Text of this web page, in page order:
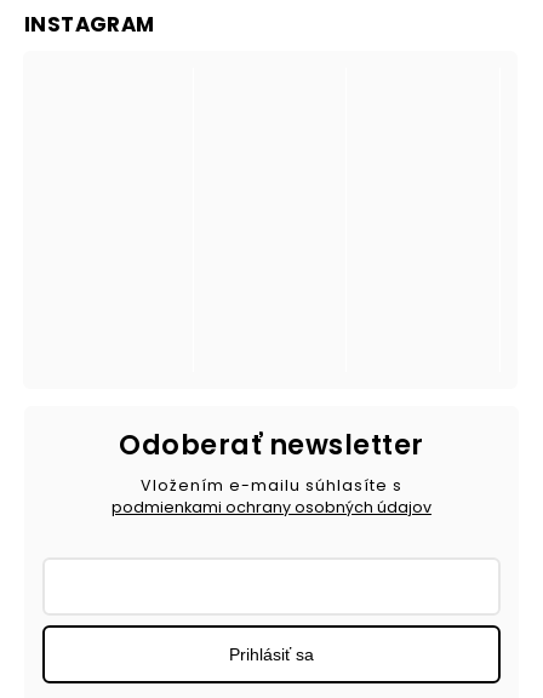
INSTAGRAM
Odoberať newsletter
Vložením e-mailu súhlasíte s
podmienkami ochrany osobných údajov
Prihlásiť sa